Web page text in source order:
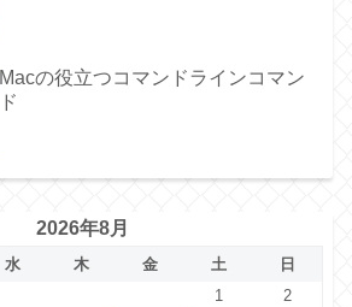
Macの役立つコマンドラインコマン
ド
2026年8月
水 木 金 土
日
1
2